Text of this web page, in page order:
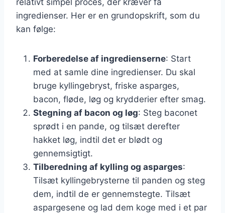
ingredienser. Her er en grundopskrift, som du
kan følge:
Forberedelse af ingredienserne: Start
med at samle dine ingredienser. Du skal
bruge kyllingebryst, friske asparges,
bacon, fløde, løg og krydderier efter smag.
Stegning af bacon og løg: Steg baconet
sprødt i en pande, og tilsæt derefter
hakket løg, indtil det er blødt og
gennemsigtigt.
Tilberedning af kylling og asparges:
Tilsæt kyllingebrysterne til panden og steg
dem, indtil de er gennemstegte. Tilsæt
aspargesene og lad dem koge med i et par